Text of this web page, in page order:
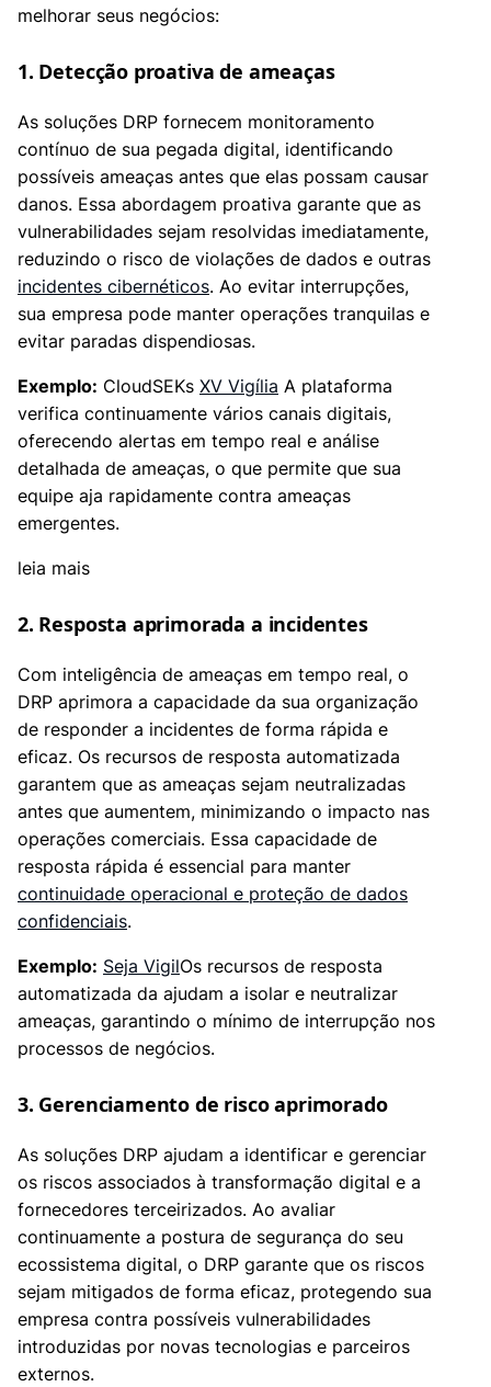
melhorar seus negócios:
1. Detecção proativa de ameaças
As soluções DRP fornecem monitoramento
contínuo de sua pegada digital, identificando
possíveis ameaças antes que elas possam causar
danos. Essa abordagem proativa garante que as
vulnerabilidades sejam resolvidas imediatamente,
reduzindo o risco de violações de dados e outras
incidentes cibernéticos. Ao evitar interrupções,
sua empresa pode manter operações tranquilas e
evitar paradas dispendiosas.
Exemplo: CloudSEKs XV Vigília A plataforma
verifica continuamente vários canais digitais,
oferecendo alertas em tempo real e análise
detalhada de ameaças, o que permite que sua
equipe aja rapidamente contra ameaças
emergentes.
leia mais
2. Resposta aprimorada a incidentes
Com inteligência de ameaças em tempo real, o
DRP aprimora a capacidade da sua organização
de responder a incidentes de forma rápida e
eficaz. Os recursos de resposta automatizada
garantem que as ameaças sejam neutralizadas
antes que aumentem, minimizando o impacto nas
operações comerciais. Essa capacidade de
resposta rápida é essencial para manter
continuidade operacional e proteção de dados
confidenciais.
Exemplo: Seja VigilOs recursos de resposta
automatizada da ajudam a isolar e neutralizar
ameaças, garantindo o mínimo de interrupção nos
processos de negócios.
3. Gerenciamento de risco aprimorado
As soluções DRP ajudam a identificar e gerenciar
os riscos associados à transformação digital e a
fornecedores terceirizados. Ao avaliar
continuamente a postura de segurança do seu
ecossistema digital, o DRP garante que os riscos
sejam mitigados de forma eficaz, protegendo sua
empresa contra possíveis vulnerabilidades
introduzidas por novas tecnologias e parceiros
externos.